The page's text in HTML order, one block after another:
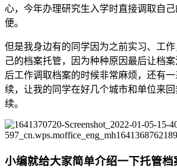
心，今年办理研究生入学时直接调取自
便。
但是我身边有的同学因为之前实习、工
己的档案托管，因为种种原因最后让档
后工作调取档案的时候非常麻烦，还有
续，让我的同学在好几个城市和单位来
续。
小编就给大家简单介绍一下托管档